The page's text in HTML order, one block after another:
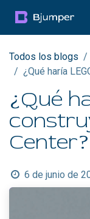
Todos los blogs
¿Qué haría
¿Qué
Center?
6 de junio de